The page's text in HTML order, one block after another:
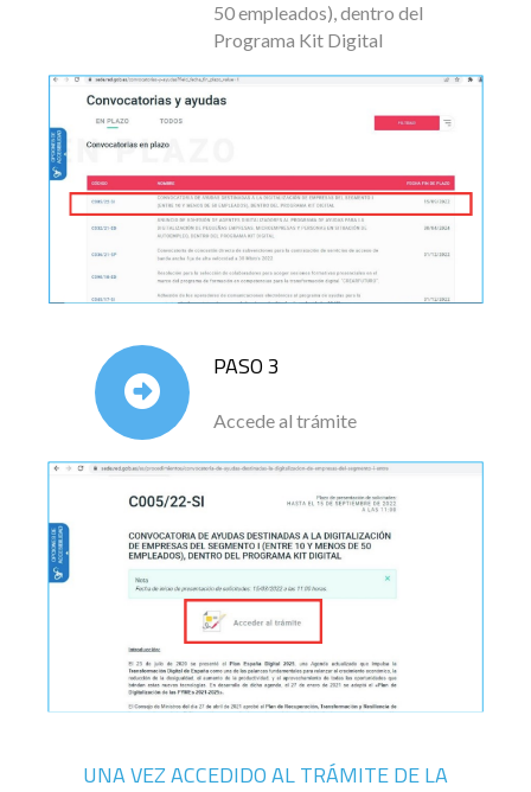
50 empleados), dentro del
Programa Kit Digital
PASO 3
Accede al trámite
UNA VEZ ACCEDIDO AL TRÁMITE DE LA